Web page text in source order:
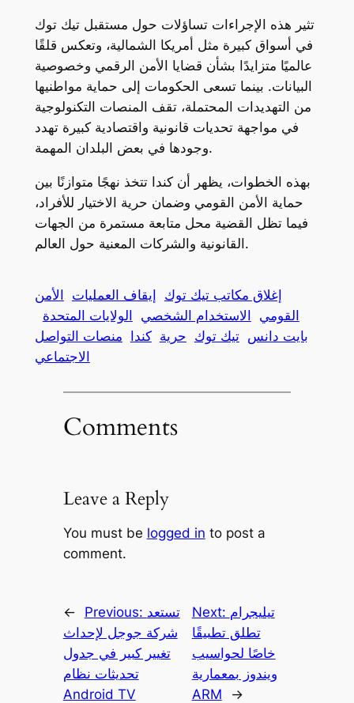
تثير هذه الإجراءات تساؤلات حول مستقبل تيك توك
في أسواق كبيرة مثل أمريكا الشمالية، وتعكس قلقًا
عالميًا متزايدًا بشأن قضايا الأمن الرقمي وخصوصية
البيانات. بينما تسعى الحكومات إلى حماية مواطنيها
من التهديدات المحتملة، تقف المنصات التكنولوجية
في مواجهة تحديات قانونية واقتصادية كبيرة تهدد
وجودها في بعض البلدان المهمة.
بهذه الخطوات، يظهر أن كندا تتخذ نهجًا متوازنًا بين
حماية الأمن القومي وضمان حرية الاختيار للأفراد،
فيما تظل القضية محل متابعة مستمرة من الجهات
القانونية والشركات المعنية حول العالم.
إغلاق مكاتب تيك توك إيقاف العمليات الأمن
القومي الاستخدام الشخصي الولايات المتحدة
بايت دانس تيك توك حرية كندا منصات التواصل
الاجتماعي
Comments
Leave a Reply
You must be logged in to post a
comment.
← Previous: تستعد
شركة جوجل لإحداث
تغيير كبير في جدول
تحديثات نظام
Android TV
Next: تيليجرام
تطلق تطبيقًا
خاصًا لحواسيب
ويندوز بمعمارية
ARM
→